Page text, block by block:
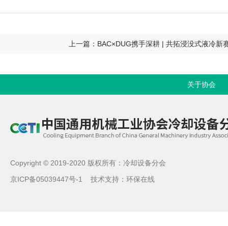
上一篇：BAC×DUG携手深耕 | 共拓浸没式液冷新
关于协会
Copyright © 2019-2020 版权所有：冷却设备分会
京ICP备05039447号-1
技术支持： 环保在线